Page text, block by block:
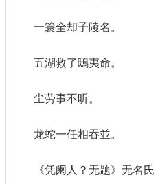
一簑全却子陵名。
五湖救了鴟夷命。
尘劳事不听。
龙蛇一任相吞並。
《凭阑人？无题》无名氏